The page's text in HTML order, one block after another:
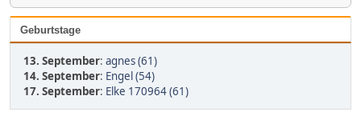
Geburtstage
13. September: agnes (61)
14. September: Engel (54)
17. September: Elke 170964 (61)